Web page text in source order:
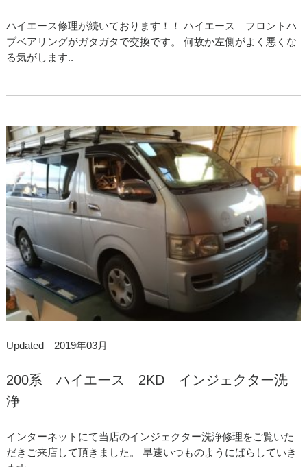
ハイエース修理が続いております！！ ハイエース フロントハ
ブベアリングがガタガタで交換です。 何故か左側がよく悪くな
る気がします..
Updated 2019年03月
200系 ハイエース 2KD インジェクター洗
浄
インターネットにて当店のインジェクター洗浄修理をご覧いた
だきご来店して頂きました。 早速いつものようにばらしていき